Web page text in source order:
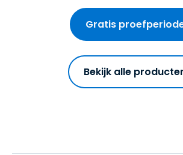
Gratis
Bekijk alle